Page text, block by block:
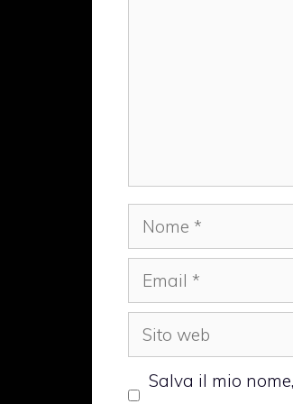
Nome
Email
Sito
web
Salva il mio